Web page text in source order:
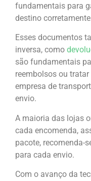
fundamentais para
destino
Esses documentos
inversa, como
são fundamentais
reembolsos ou
empresa de
envio.
A maioria das lojas
cada encomenda,
pacote, recomenda-
para cada envio.
Com o avanço da